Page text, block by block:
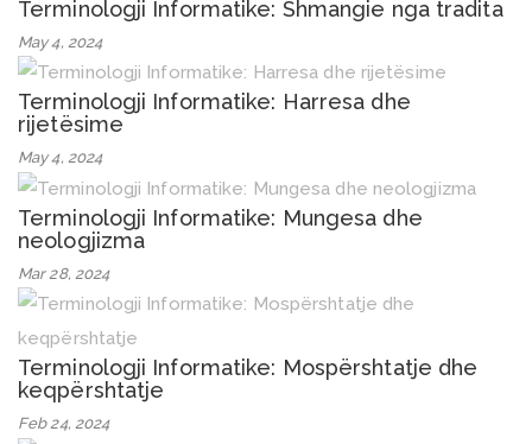
Terminologji Informatike: Shmangie nga tradita
May 4, 2024
Terminologji Informatike: Harresa dhe
rijetësime
May 4, 2024
Terminologji Informatike: Mungesa dhe
neologjizma
Mar 28, 2024
Terminologji Informatike: Mospërshtatje dhe
keqpërshtatje
Feb 24, 2024